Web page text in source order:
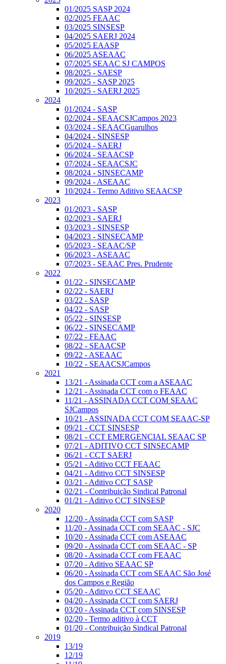
01/2025 SASP 2024
02/2025 FEAAC
03/2025 SINSESP
04/2025 SAERJ 2024
05/2025 EAASP
06/2025 ASEAAC
07/2025 SEAAC SJ CAMPOS
08/2025 - SAESP
09/2025 - SASP 2025
10/2025 - SAERJ 2025
2024
01/2024 - SASP
02/2024 - SEAACSJCampos 2023
03/2024 - SEAACGuarulhos
04/2024 - SINSESP
05/2024 - SAERJ
06/2024 - SEAACSP
07/2024 - SEAACSJC
08/2024 - SINSECAMP
09/2024 - ASEAAC
10/2024 - Termo Aditivo SEAACSP
2023
01/2023 - SASP
02/2023 - SAERJ
03/2023 - SINSESP
04/2023 - SINSECAMP
05/2023 - SEAAC/SP
06/2023 - ASEAAC
07/2023 - SEAAC Pres. Prudente
2022
01/22 - SINSECAMP
02/22 - SAERJ
03/22 - SASP
04/22 - SASP
05/22 - SINSESP
06/22 - SINSECAMP
07/22 - FEAAC
08/22 - SEAACSP
09/22 - ASEAAC
10/22 - SEAACSJCampos
2021
13/21 - Assinada CCT com a ASEAAC
12/21 - Assinada CCT com o FEAAC
11/21 - ASSINADA CCT COM SEAAC
SJCampos
10/21 - ASSINADA CCT COM SEAAC-SP
09/21 - CCT SINSESP
08/21 - CCT EMERGENCIAL SEAAC SP
07/21 - ADITIVO CCT SINSECAMP
06/21 - CCT SAERJ
05/21 - Aditivo CCT FEAAC
04/21 - Aditivo CCT SINSESP
03/21 - Aditivo CCT SASP
02/21 - Contribuição Sindical Patronal
01/21 - Aditivo CCT SINSESP
2020
12/20 - Assinada CCT com SASP
11/20 - Assinada CCT com SEAAC - SJC
10/20 - Assinada CCT com ASEAAC
09/20 - Assinada CCT com SEAAC - SP
08/20 - Assinada CCT com FEAAC
07/20 - Aditivo SEAAC SP
06/20 - Assinada CCT com SEAAC São José
dos Campos e Região
05/20 - Aditivo CCT SEAAC
04/20 - Assinada CCT com SAERJ
03/20 - Assinada CCT com SINSESP
02/20 - Termo aditivo à CCT
01/20 - Contribuição Sindical Patronal
2019
13/19
12/19